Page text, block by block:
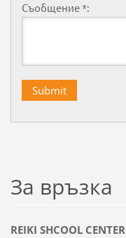
Съобщение *:
За връзка
REIKI SHCOOL CENTER